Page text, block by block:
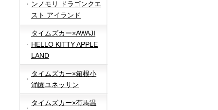
ンノモリ ドラゴンクエ
スト アイランド
タイムズカー×AWAJI
HELLO KITTY APPLE
LAND
タイムズカー×箱根小
涌園ユネッサン
タイムズカー×有馬温